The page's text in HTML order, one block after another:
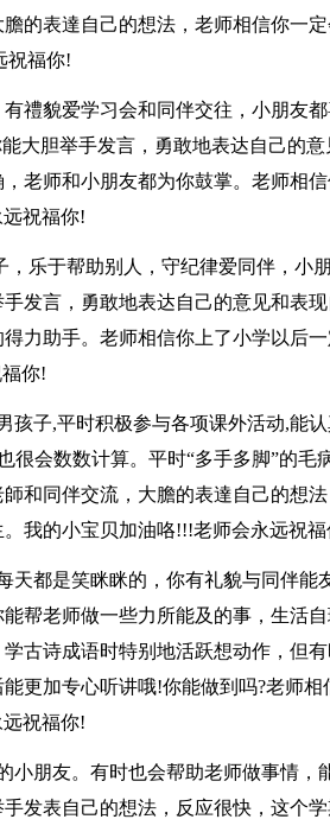
的表達自己的想法，老师相信你一
祝福你!
禮貌爱学习会和同伴交往，小朋友
大胆举手发言，勇敢地表达自己的
老师和小朋友都为你鼓掌。老师相
祝福你!
乐于帮助别人，守纪律爱同伴，小
发言，勇敢地表达自己的意见和表
力助手。老师相信你上了小学以后
你!
孩子,平时积极参与各项课外活动,能
很会数数计算。平时“多手多脚”的毛
和同伴交流，大膽的表達自己的想
我的小宝贝加油咯!!!老师会永远祝福
天都是笑眯眯的，你有礼貌与同伴能
帮老师做一些力所能及的事，生活
古诗成语时特别地活跃想动作，但
更加专心听讲哦!你能做到吗?老师
祝福你!
小朋友。有时也会帮助老师做事情，
发表自己的想法，反应很快，这个